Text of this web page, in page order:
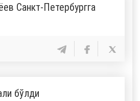
Санкт-Петербургга
бўлди